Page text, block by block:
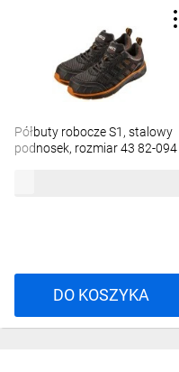
Półbuty robocze S1, stalowy
podnosek, rozmiar 43 82-094
DO KOSZYKA